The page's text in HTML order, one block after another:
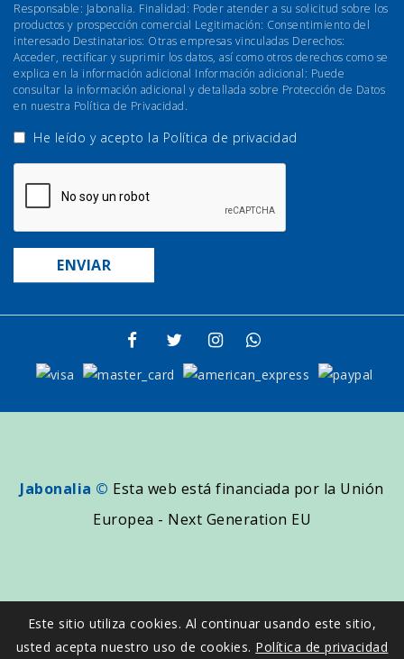
Este sitio utiliza cookies. Al continuar usando este sitio,
usted acepta nuestro uso de cookies. Política de privacidad
Responsable: Jabonalia. Finalidad: Poder atender a su solicitud sobre los
productos y prospección comercial Legitimación: Consentimiento del
interesado Destinatarios: Otras empresas vinculadas Derechos:
Acceder, rectificar y suprimir los datos, así como otros derechos como se
explica en la información adicional Información adicional: Puede
consultar la información adicional y detallada sobre Protección de Datos
en nuestra Política de Privacidad.
He leído y acepto la Política de privacidad
Jabonalia © Esta web está financiada por la Unión
Europea - Next Generation EU